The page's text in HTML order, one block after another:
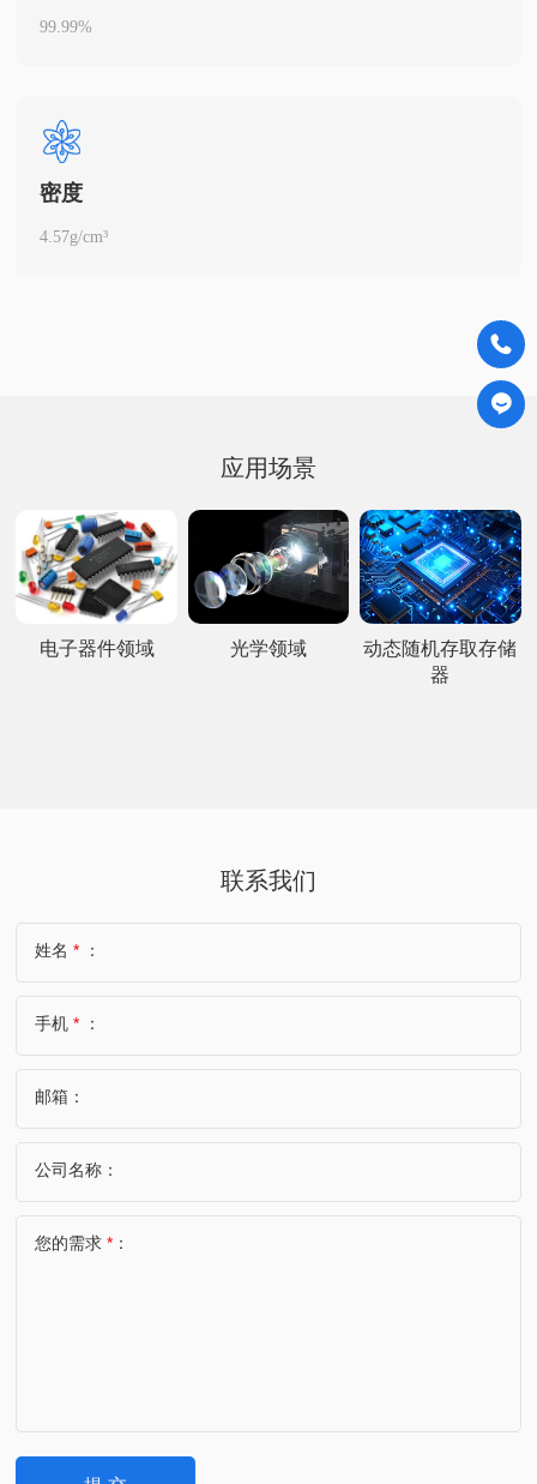
99.99%
密度
4.57g/cm³
应用场景
电子器件领域 光学领域
动态随机存取存储
器
联系我们
姓名* ：
手机* ：
邮箱：
公司名称：
您的需求* ：